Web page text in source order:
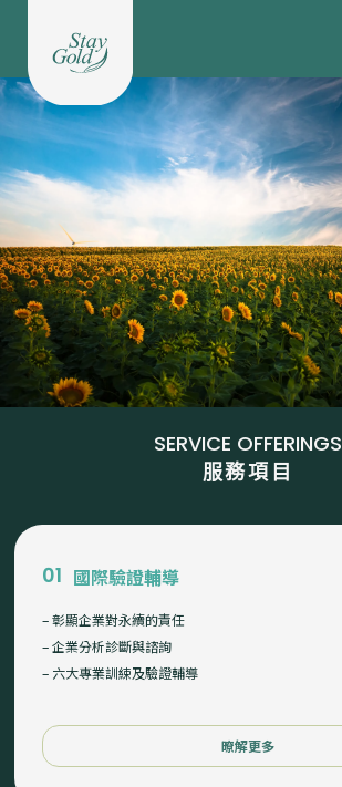
要
容
SERVICE OFFERINGS
服務項目
01 國際驗證輔導
– 彰顯企業對永續的責任
– 企業分析診斷與諮詢
– 六大專業訓綀及驗證輔導
暸解更多